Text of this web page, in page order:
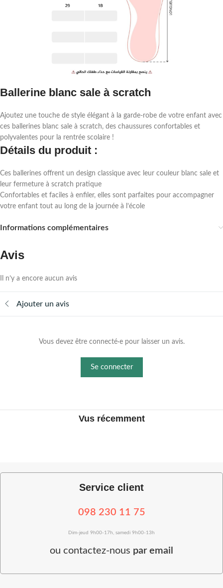
Ballerine blanc sale à scratch
Ajoutez une touche de style élégant à la garde-robe de votre enfant avec
ces ballerines blanc sale à scratch, des chaussures confortables et
polyvalentes pour la rentrée scolaire !
Détails du produit :
Ces ballerines offrent un design classique avec leur couleur blanc sale et
leur fermeture à scratch pratique
Confortables et faciles à enfiler, elles sont parfaites pour accompagner
votre enfant tout au long de la journée à l’école
Informations complémentaires
Avis
Il n’y a encore aucun avis
Ajouter un avis
Vous devez être connecté·e pour laisser un avis.
Se connecter
Vus récemment
Service client
098 230 11 75
Dim-jeud 9h00-17h, samedi 9h00-13h
ou contactez-nous par email